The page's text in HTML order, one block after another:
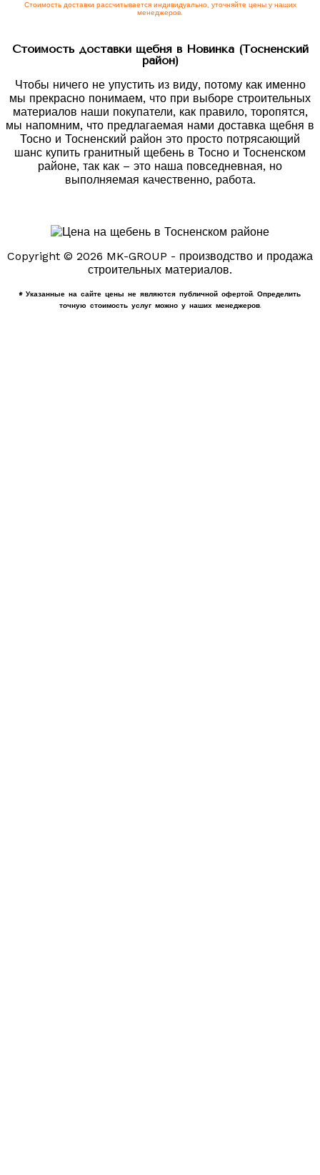
Стоимость доставки рассчитывается индивидуально, уточняйте цены у наших
менеджеров.
Стоимость доставки щебня в Новинка (Тосненский
район)
Чтобы ничего не упустить из виду, потому как именно
мы прекрасно понимаем, что при выборе строительных
материалов наши покупатели, как правило, торопятся,
мы напомним, что предлагаемая нами доставка щебня в
Тосно и Тосненский район это просто потрясающий
шанс купить гранитный щебень в Тосно и Тосненском
районе, так как – это наша повседневная, но
выполняемая качественно, работа.
Copyright © 2026 MK-GROUP - производство и продажа
строительных материалов.
* Указанные на сайте цены не являются публичной офертой. Определить
точную стоимость услуг можно у наших менеджеров.